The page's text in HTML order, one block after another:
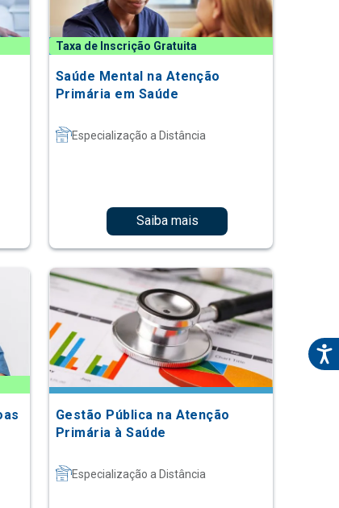
Taxa de Inscrição Gratuita
Saúde Mental na Atenção
Primária em Saúde
Especialização a Distância
Saiba mais
Gestão Pública na Atenção
Primária à Saúde
Especialização a Distância